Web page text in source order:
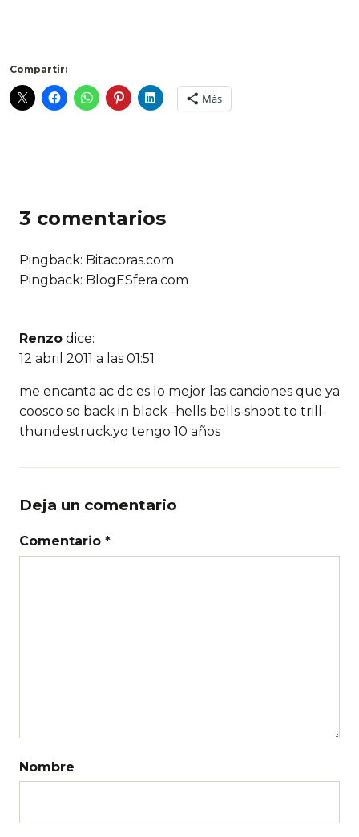
Compartir:
Más
3 comentarios
Pingback: Bitacoras.com
Pingback: BlogESfera.com
Renzo dice:
12 abril 2011 a las 01:51
me encanta ac dc es lo mejor las canciones que ya
coosco so back in black -hells bells-shoot to trill-
thundestruck.yo tengo 10 años
Deja un comentario
Comentario *
Nombre